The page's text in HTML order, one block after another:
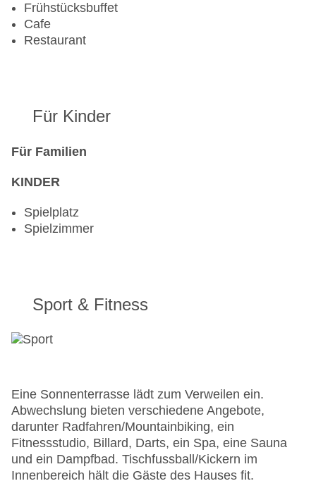
Frühstücksbuffet
Cafe
Restaurant
Für Kinder
Für Familien
KINDER
Spielplatz
Spielzimmer
Sport & Fitness
Eine Sonnenterrasse lädt zum Verweilen ein.
Abwechslung bieten verschiedene Angebote,
darunter Radfahren/Mountainbiking, ein
Fitnessstudio, Billard, Darts, ein Spa, eine Sauna
und ein Dampfbad. Tischfussball/Kickern im
Innenbereich hält die Gäste des Hauses fit.